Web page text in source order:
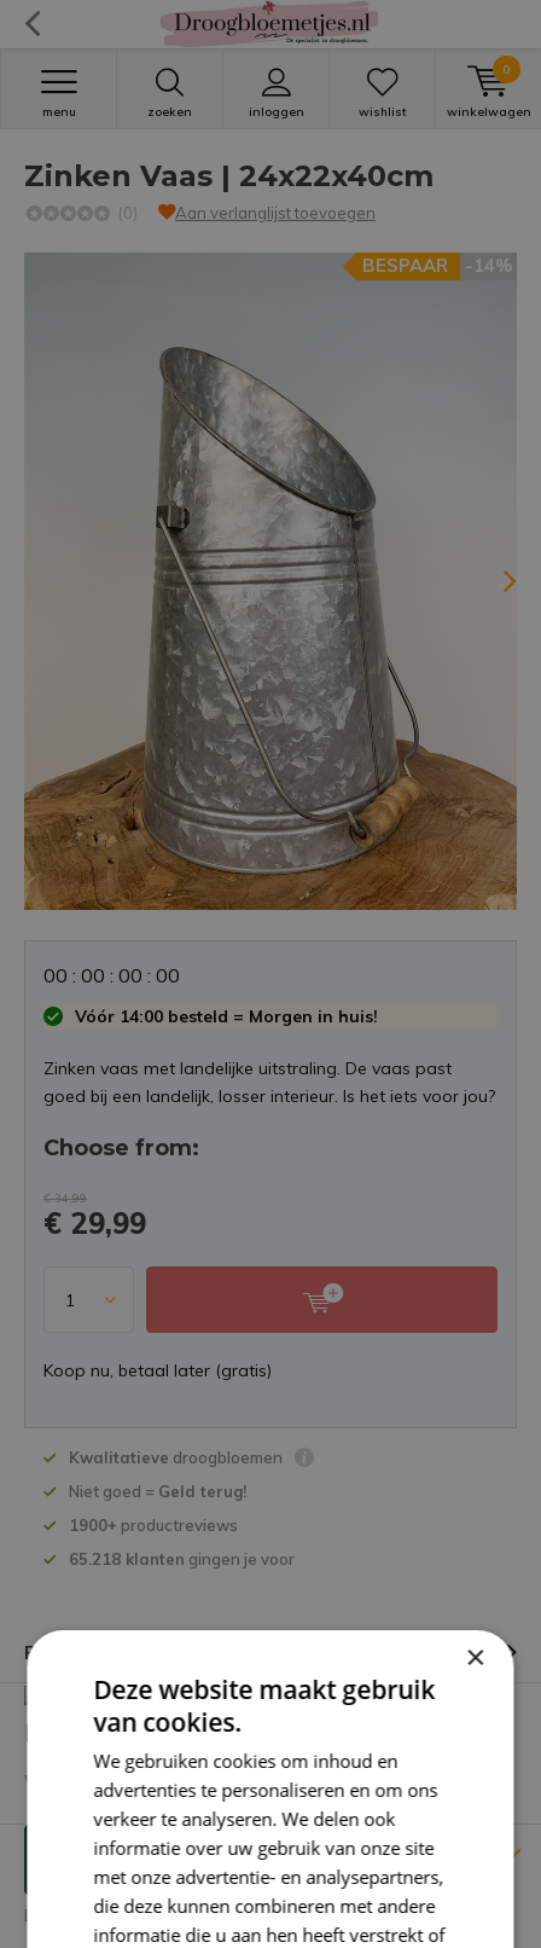
zoeken inloggen
menu wishlist winkelwagen
0
Zinken Vaas | 24x22x40cm
(0) Aan verlanglijst toevoegen
-14%
BESPAAR
00 : 00 : 00 : 00
Vóór 14:00 besteld = Morgen in huis!
Zinken vaas met landelijke uitstraling. De vaas past
goed bij een landelijk, losser interieur. Is het iets voor jou?
Choose from:
€ 34,99
€ 29,99
Koop nu, betaal later (gratis)
Kwalitatieve droogbloemen
Niet goed = Geld terug!
1900+ productreviews
65.218 klanten gingen je voor
Productomschrijving
Heb je een vraag over dit product?
We helpen je graag met het vinden van het juiste product.
Verstuur mailtje Reviews
Er zijn nog geen reviews geschreven over dit product.
×
Deze website maakt gebruik
van cookies.
We gebruiken cookies om inhoud en
advertenties te personaliseren en om ons
verkeer te analyseren. We delen ook
informatie over uw gebruik van onze site
met onze advertentie- en analysepartners,
die deze kunnen combineren met andere
informatie die u aan hen heeft verstrekt of